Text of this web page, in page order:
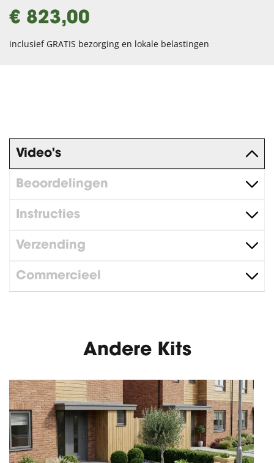
€ 823,00
inclusief GRATIS bezorging en lokale belastingen
Video's
Beoordelingen
Instructies
Verzending
Commercieel
Andere Kits